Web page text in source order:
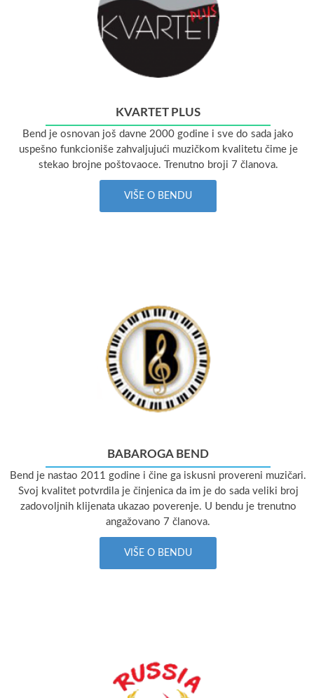
KVARTET PLUS
Bend je osnovan još davne 2000 godine i sve do sada jako
uspešno funkcioniše zahvaljujući muzičkom kvalitetu čime je
stekao brojne poštovaoce. Trenutno broji 7 članova.
VIŠE O BENDU
BABAROGA BEND
Bend je nastao 2011 godine i čine ga iskusni provereni muzičari.
Svoj kvalitet potvrdila je činjenica da im je do sada veliki broj
zadovoljnih klijenata ukazao poverenje. U bendu je trenutno
angažovano 7 članova.
VIŠE O BENDU